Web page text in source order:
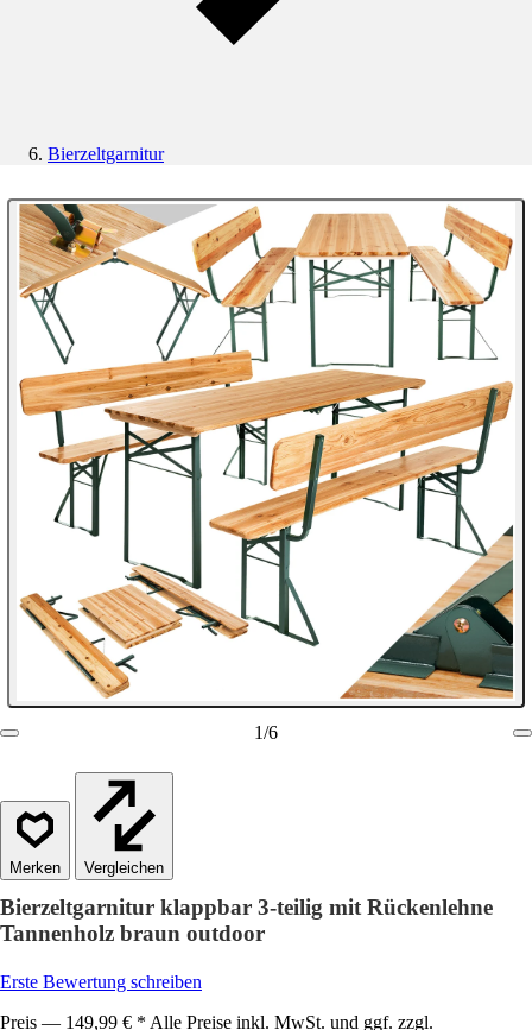
Bierzeltgarnitur
1/6
Vergleichen
Bierzeltgarnitur klappbar 3-teilig mit Rückenlehne
Tannenholz braun outdoor
Erste Bewertung schreiben
Preis — 149,99 € * Alle Preise inkl. MwSt. und ggf. zzgl.